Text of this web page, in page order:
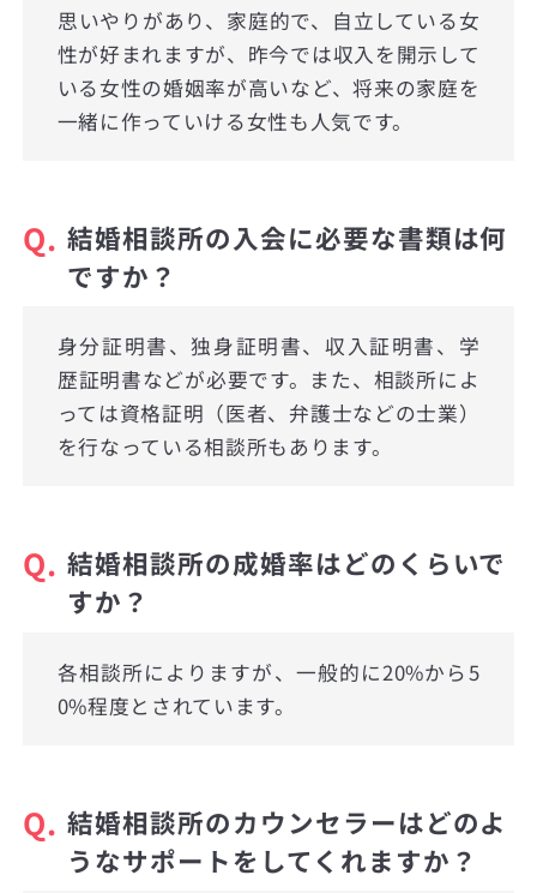
思いやりがあり、家庭的で、自立している女
性が好まれますが、昨今では収入を開示して
いる女性の婚姻率が高いなど、将来の家庭を
一緒に作っていける女性も人気です。
Q. 結婚相談所の入会に必要な書類は何
ですか？
身分証明書、独身証明書、収入証明書、学
歴証明書などが必要です。また、相談所によ
っては資格証明（医者、弁護士などの士業）
を行なっている相談所もあります。
Q. 結婚相談所の成婚率はどのくらいで
すか？
各相談所によりますが、一般的に20%から5
0%程度とされています。
Q. 結婚相談所のカウンセラーはどのよ
うなサポートをしてくれますか？